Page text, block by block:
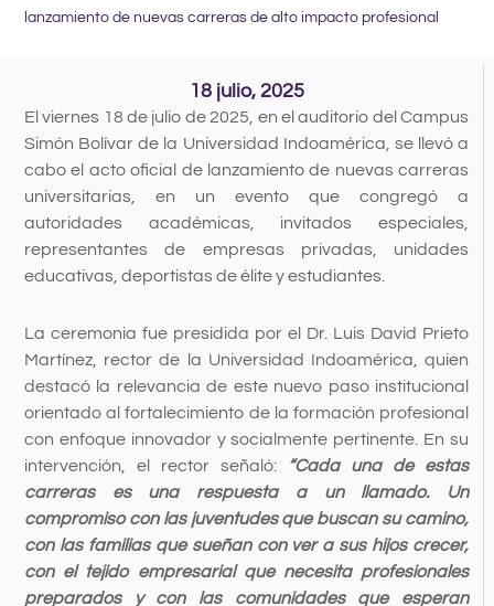
lanzamiento de nuevas carreras de alto impacto profesional
18 julio, 2025
El viernes 18 de julio de 2025, en el auditorio del Campus
Simón Bolívar de la Universidad Indoamérica, se llevó a
cabo el acto oficial de lanzamiento de nuevas carreras
universitarias, en un evento que congregó a
autoridades académicas, invitados especiales,
representantes de empresas privadas, unidades
educativas, deportistas de élite y estudiantes.
La ceremonia fue presidida por el Dr. Luis David Prieto
Martínez, rector de la Universidad Indoamérica, quien
destacó la relevancia de este nuevo paso institucional
orientado al fortalecimiento de la formación profesional
con enfoque innovador y socialmente pertinente. En su
intervención, el rector señaló:
“Cada una de estas
carreras es una respuesta a un llamado. Un
compromiso con las juventudes que buscan su camino,
con las familias que sueñan con ver a sus hijos crecer,
con el tejido empresarial que necesita profesionales
preparados y con las comunidades que esperan